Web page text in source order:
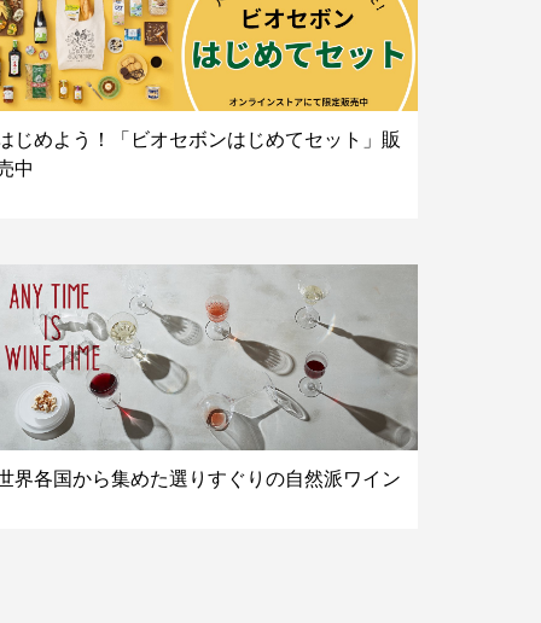
じめよう！「ビオセボンはじめてセット」販
中
界各国から集めた選りすぐりの自然派ワイン